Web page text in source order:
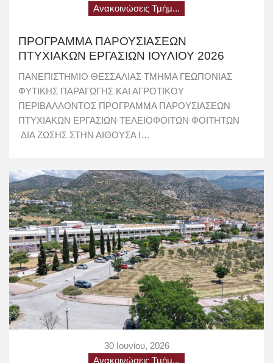
Ανακοινώσεις Τμήμ...
ΠΡΟΓΡΑΜΜΑ ΠΑΡΟΥΣΙΑΣΕΩΝ
ΠΤΥΧΙΑΚΩΝ ΕΡΓΑΣΙΩΝ ΙΟΥΛΙΟΥ 2026
ΠΑΝΕΠΙΣΤΗΜΙΟ ΘΕΣΣΑΛΙΑΣ ΤΜΗΜΑ ΓΕΩΠΟΝΙΑΣ
ΦΥΤΙΚΗΣ ΠΑΡΑΓΩΓΗΣ ΚΑΙ ΑΓΡΟΤΙΚΟΥ
ΠΕΡΙΒΑΛΛΟΝΤΟΣ ΠΡΟΓΡΑΜΜΑ ΠΑΡΟΥΣΙΑΣEΩΝ
ΠΤΥΧΙΑΚΩΝ ΕΡΓΑΣΙΩΝ ΤΕΛΕΙΟΦΟΙΤΩΝ ΦΟΙΤΗΤΩΝ
ΔΙΑ ΖΩΣΗΣ ΣΤΗΝ ΑΙΘΟΥΣΑ Ι…
30 Ιουνίου, 2026
Ανακοινώσεις Τμήμ...